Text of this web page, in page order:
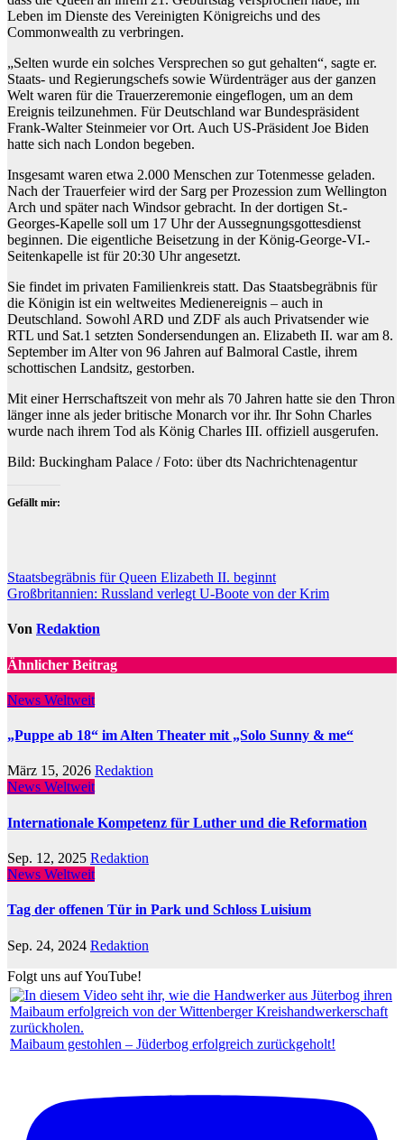
Leben im Dienste des Vereinigten Königreichs und des
Commonwealth zu verbringen.
„Selten wurde ein solches Versprechen so gut gehalten“, sagte er.
Staats- und Regierungschefs sowie Würdenträger aus der ganzen
Welt waren für die Trauerzeremonie eingeflogen, um an dem
Ereignis teilzunehmen. Für Deutschland war Bundespräsident
Frank-Walter Steinmeier vor Ort. Auch US-Präsident Joe Biden
hatte sich nach London begeben.
Insgesamt waren etwa 2.000 Menschen zur Totenmesse geladen.
Nach der Trauerfeier wird der Sarg per Prozession zum Wellington
Arch und später nach Windsor gebracht. In der dortigen St.-
Georges-Kapelle soll um 17 Uhr der Aussegnungsgottesdienst
beginnen. Die eigentliche Beisetzung in der König-George-VI.-
Seitenkapelle ist für 20:30 Uhr angesetzt.
Sie findet im privaten Familienkreis statt. Das Staatsbegräbnis für
die Königin ist ein weltweites Medienereignis – auch in
Deutschland. Sowohl ARD und ZDF als auch Privatsender wie
RTL und Sat.1 setzten Sondersendungen an. Elizabeth II. war am 8.
September im Alter von 96 Jahren auf Balmoral Castle, ihrem
schottischen Landsitz, gestorben.
Mit einer Herrschaftszeit von mehr als 70 Jahren hatte sie den Thron
länger inne als jeder britische Monarch vor ihr. Ihr Sohn Charles
wurde nach ihrem Tod als König Charles III. offiziell ausgerufen.
Bild: Buckingham Palace / Foto: über dts Nachrichtenagentur
Gefällt mir:
Beitragsnavigation
Staatsbegräbnis für Queen Elizabeth II. beginnt
Großbritannien: Russland verlegt U-Boote von der Krim
Von Redaktion
Ähnlicher Beitrag
News Weltweit
„Puppe ab 18“ im Alten Theater mit „Solo Sunny & me“
März 15, 2026 Redaktion
News Weltweit
Internationale Kompetenz für Luther und die Reformation
Sep. 12, 2025 Redaktion
News Weltweit
Tag der offenen Tür in Park und Schloss Luisium
Sep. 24, 2024 Redaktion
Folgt uns auf YouTube!
Maibaum gestohlen – Jüderbog erfolgreich zurückgeholt!